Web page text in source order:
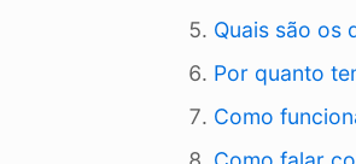
Quais são os
Por quanto
Como